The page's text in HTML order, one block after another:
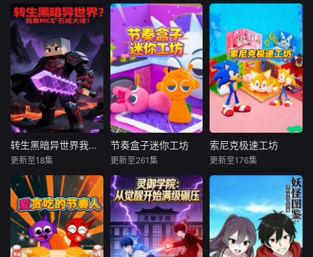
转生黑暗异世界我靠MC矿石成大佬
这里没有阳光，魔
物横行，魔法与诅
咒交织，人类蜷缩
在最后的壁垒里苟
延残喘，所谓的
转生黑暗异世界我靠MC矿石成大佬
更新至18集
节奏盒子迷你工坊
节目以 “迷你手工”
为核心载体，每期
聚焦一种轻量化、
易上手且充满创意
的手工品类 —— 可
节奏盒子迷你工坊
更新至261集
索尼克极速工坊
坊》是一档自带
“超音速” 节奏的创
意动手节目。每期
围绕 “速度与创意”
索尼克极速工坊
更新至176集